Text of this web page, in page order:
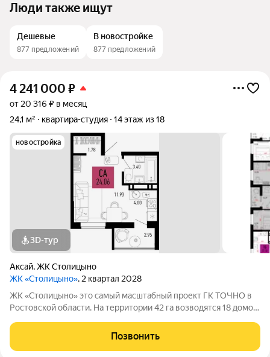
Люди также ищут
Дешевые
877 предложений
В новостройке
877 предложений
4 241 000 ₽
от 20 316 ₽ в месяц
24,1 м²
квартира-студия 14 этаж из 18
новостройка
3D-тур
Аксай,ЖК Столицыно
ЖК «Столицыно», 2 квартал 2028
ЖК «Столицыно» это самый масштабный проект ГК ТОЧНО в
Ростовской области. На территории 42 га возводятся 18 домов
на 600 мест, медицинский центр, парк 8,4 га и фитнес-центр с
бассейном.
Позвонить